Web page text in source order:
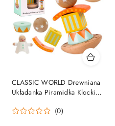
CLASSIC WORLD Drewniana
Układanka Piramidka Klocki
(0)